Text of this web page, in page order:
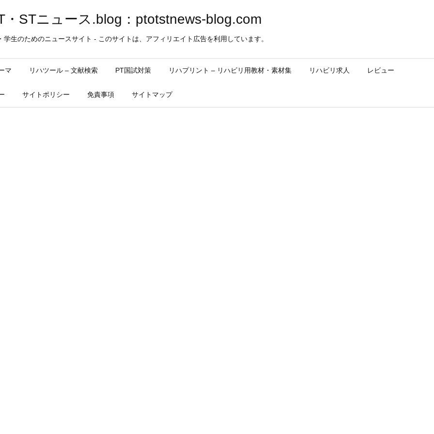
・STニュース.blog：ptotstnews-blog.com
学生のためのニュースサイト - このサイトは、アフィリエイト広告を利用しています。
マ リハツール – 文献検索 PT国試対策 リハプリント – リハビリ用教材・素材集 リハビリ求人 レビュー
サイトポリシー 免責事項 サイトマップ